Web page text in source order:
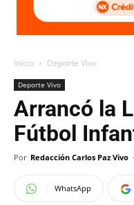
Inicio Deporte Vivo
Deporte Vivo
Arrancó la
Fútbol
Por Redacción Carlos Paz Vivo -
WhatsApp